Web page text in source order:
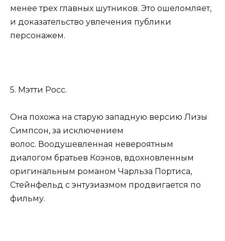
менее трех главных шутников. Это ошеломляет,
и доказательство увлечения публики
персонажем.
5. Мэтти Росс.
Она похожа на старую западную версию Лизы
Симпсон, за исключением
волос. Воодушевленная невероятным
диалогом братьев Коэнов, вдохновленным
оригинальным романом Чарльза Портиса,
Стейнфельд с энтузиазмом продвигается по
фильму.